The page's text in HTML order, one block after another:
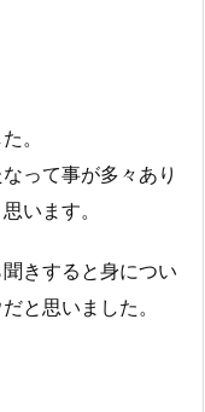
。
って事が多々あり
います。
きすると身につい
と思いました。